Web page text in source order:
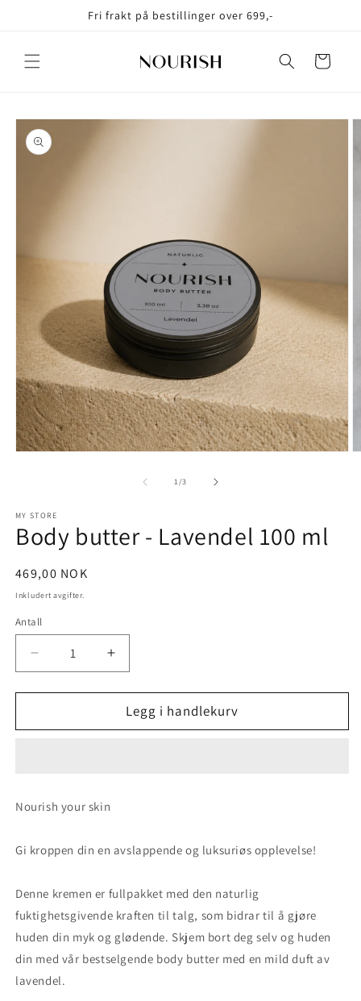
Fri frakt på bestillinger over 699,-
Handlekurv
til
1/av
3
MY STORE
Body butter - Lavendel 100 ml
Vanlig
pris
469,00 NOK
Inkludert avgifter.
Antall
antallet
for
butter
Øk
antallet
for
Body
butter
Legg i handlekurv
Nourish your skin
Gi kroppen din en avslappende og luksuriøs opplevelse!
Denne kremen er fullpakket med den naturlig
fuktighetsgivende kraften til talg, som bidrar til å gjøre
huden din myk og glødende. Skjem bort deg selv og huden
din med vår bestselgende body butter med en mild duft av
lavendel.